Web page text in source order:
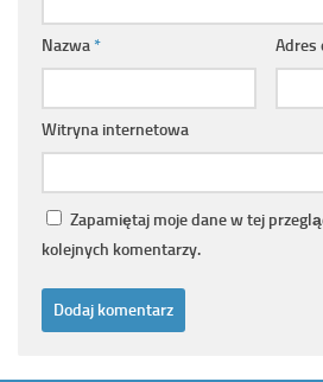
Nazwa* Adres
Witryna internetowa
Zapamiętaj moje dane w tej
kolejnych komentarzy.